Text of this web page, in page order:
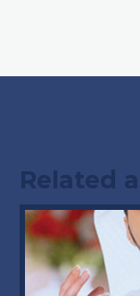
Related